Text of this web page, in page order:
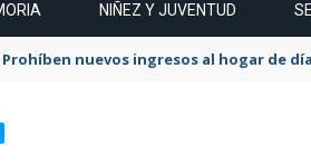
NIÑEZ Y JUVENTUD
Prohíben nuevos ingresos al hogar de